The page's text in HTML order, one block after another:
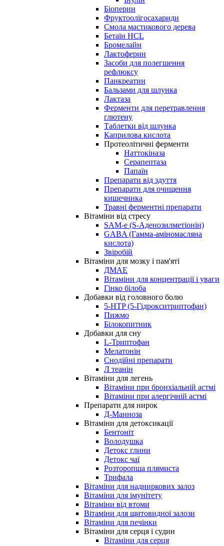
Біоперин
Фруктоолігосахариди
Смола мастикового дерева
Бетаїн HCL
Бромелайн
Лактоферин
Засоби для полегшення
рефлюксу
Панкреатин
Бальзами для шлунка
Лактаза
Ферменти для перетравлення
глютену
Таблетки від шлунка
Каприлова кислота
Протеолітичні ферменти
Наттокіназа
Серапептаза
Папаїн
Препарати від здуття
Препарати для очищення
кишечника
Травні ферментні препарати
Вітаміни від стресу
SAM-e (S-Аденозилметіонін)
GABA (Гамма-аміномасляна
кислота)
Звіробій
Вітаміни для мозку і пам'яті
ДМАЕ
Вітаміни для концентрації і уваги
Гінко білоба
Добавки від головного болю
5-HTP (5-Гідрокситриптофан)
Пижмо
Білокопитник
Добавки для сну
L-Триптофан
Мелатонін
Снодійні препарати
Л теанін
Вітаміни для легень
Вітаміни при бронхіальній астмі
Вітаміни при алергічній астмі
Препарати для нирок
Д-Манноза
Вітаміни для детоксикації
Бентоніт
Володушка
Детокс глини
Детокс чаї
Розторопша плямиста
Трифала
Вітаміни для надниркових залоз
Вітаміни для імунітету
Вітаміни від втоми
Вітаміни для щитовидної залози
Вітаміни для печінки
Вітаміни для серця і судин
Вітаміни для серця